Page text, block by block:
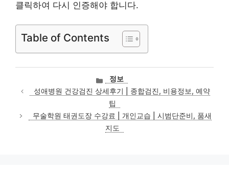
클릭하여 다시 인증해야 합니다.
Table of Contents
카
테
고
리
정보
성애병원 건강검진 상세후기 | 종합검진, 비용정보, 예약
팁
무술학원 태권도장 수강료 | 개인교습 | 시범단준비, 품새
지도